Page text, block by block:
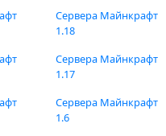
Сервера Майнкрафт
1.18
Сервера Майнкрафт
1.17
Сервера Майнкрафт
1.6